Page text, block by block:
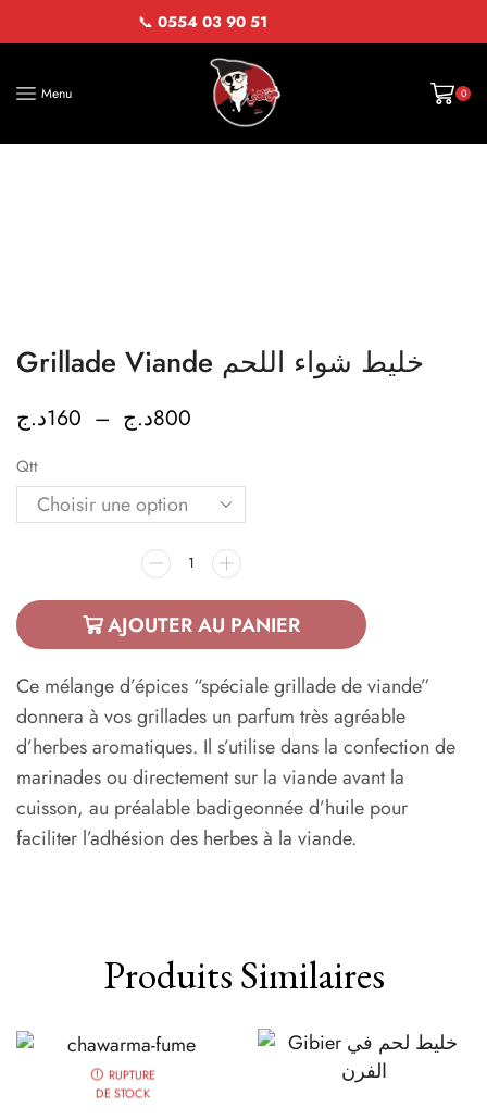
📞 0554 03 90 51
Menu 0
Grillade Viande خليط شواء اللحم
160د.ج – 800د.ج
Qtt
AJOUTER AU PANIER
Ce mélange d’épices “spéciale grillade de viande”
donnera à vos grillades un parfum très agréable
d’herbes aromatiques. Il s’utilise dans la confection de
marinades ou directement sur la viande avant la
cuisson, au préalable badigeonnée d’huile pour
faciliter l’adhésion des herbes à la viande.
Produits Similaires
RUPTURE
DE STOCK